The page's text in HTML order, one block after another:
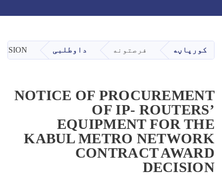
main
content
کورپاڼه فرصتونه داوطلبی
NOTICE OF PROCUREMENT
OF IP- ROUTERS’
EQUIPMENT FOR THE
KABUL METRO NETWORK
CONTRACT AWARD
DECISION